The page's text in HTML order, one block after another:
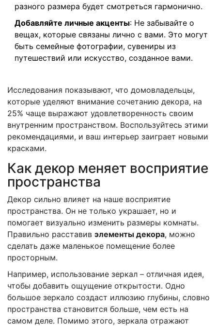
разного размера будет смотреться гармонично.
Добавляйте личные акценты: Не забывайте о
вещах, которые связаны лично с вами. Это могут
быть семейные фотографии, сувениры из
путешествий или искусство, созданное вами.
Исследования показывают, что домовладельцы,
которые уделяют внимание сочетанию декора, на
25% чаще выражают удовлетворенность своим
внутренним пространством. Воспользуйтесь этими
рекомендациями, и ваш интерьер заиграет новыми
красками.
Как декор меняет восприятие
пространства
Декор сильно влияет на наше восприятие
пространства. Он не только украшает, но и
помогает визуально изменить размеры комнаты.
Правильно расставив элементы декора, можно
сделать даже маленькое помещение более
просторным.
Например, использование зеркал – отличная идея,
чтобы добавить ощущение открытости. Одно
большое зеркало создаст иллюзию глубины, словно
пространства становится больше, чем есть на
самом деле. Помимо этого, зеркала отражают